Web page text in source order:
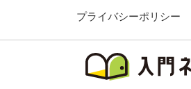
プライバシーポリシー